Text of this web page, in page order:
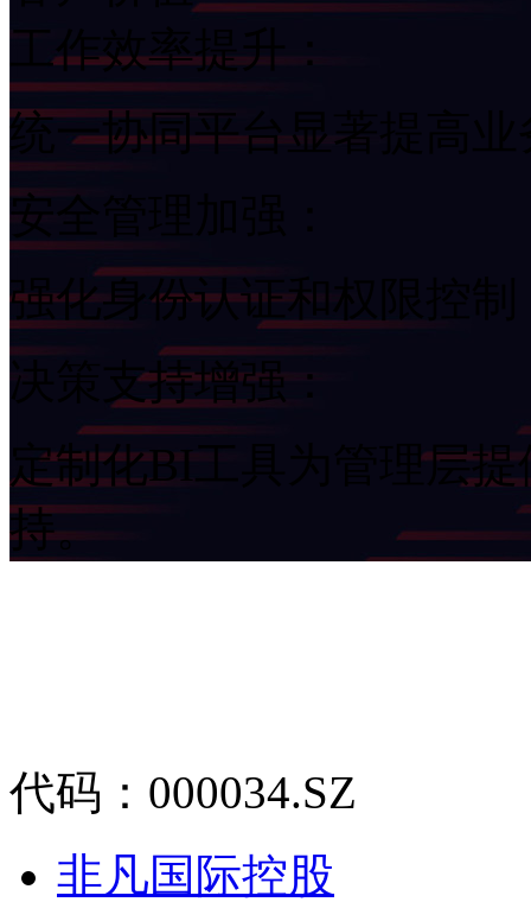
工作效率提升：
统一协同平台显著提高
安全管理加强：
强化身份认证和权限控制
决策支持增强：
定制化BI工具为管理层
持。
代码：000034.SZ
非凡国际控股